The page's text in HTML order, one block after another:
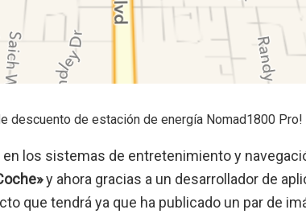
descuento de estación de energía Nomad1800 Pro!
los sistemas de entretenimiento y
y ahora gracias a un desarrollador de
que tendrá ya que ha publicado un par de